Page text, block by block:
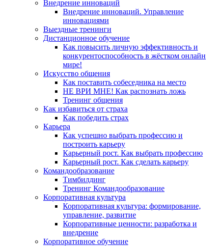
Внедрение инноваций
Внедрение инноваций. Управление
инновациями
Выездные тренинги
Дистанционное обучение
Как повысить личную эффективность и
конкурентоспособность в жёстком онлайн
мире!
Искусство общения
Как поставить собеседника на место
НЕ ВРИ МНЕ! Как распознать ложь
Тренинг общения
Как избавиться от страха
Как победить страх
Карьера
Как успешно выбрать профессию и
построить карьеру
Карьерный рост. Как выбрать профессию
Карьерный рост. Как сделать карьеру
Командообразование
Тимбилдинг
Тренинг Командообразование
Корпоративная культура
Корпоративная культура: формирование,
управление, развитие
Корпоративные ценности: разработка и
внедрение
Корпоративное обучение